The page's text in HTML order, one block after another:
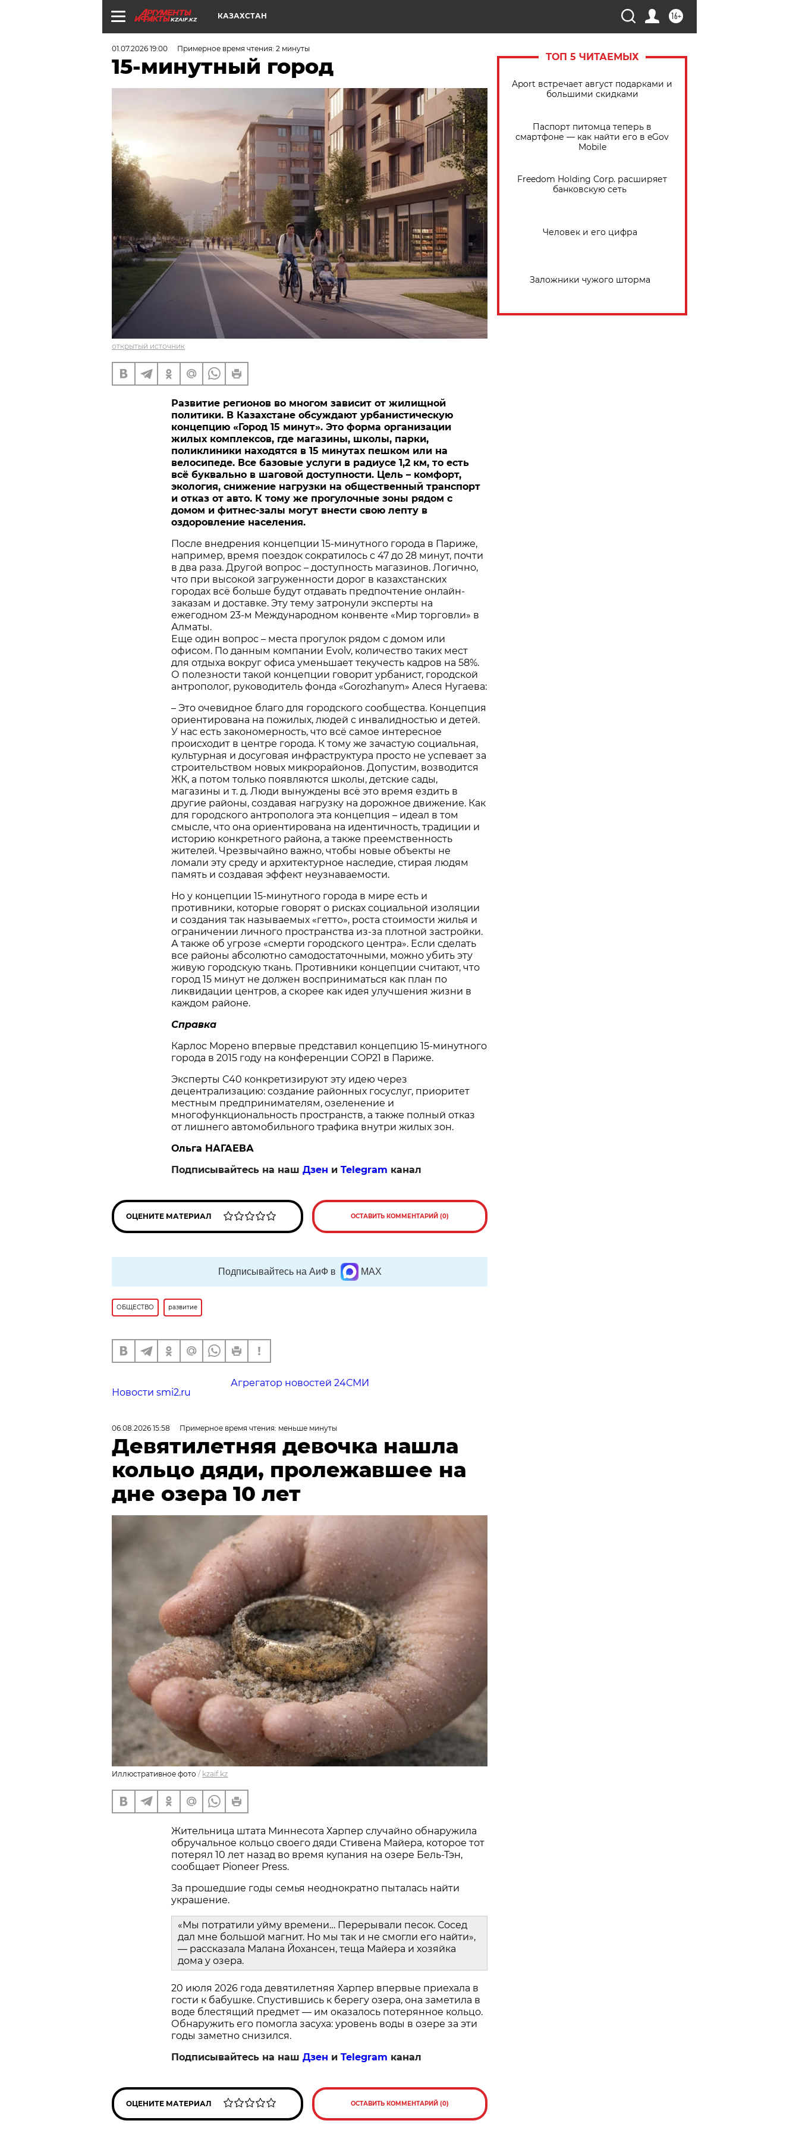
KZAIF.KZ 16+
КАЗАХСТАН
01.07.2026 19:00 Примерное время чтения: 2 минуты
15-минутный город
открытый источник
Развитие регионов во многом зависит от жилищной
политики. В Казахстане обсуждают урбанистическую
концепцию «Город 15 минут». Это форма организации
жилых комплексов, где магазины, школы, парки,
поликлиники находятся в 15 минутах пешком или на
велосипеде. Все базовые услуги в радиусе 1,2 км, то есть
всё буквально в шаговой доступности. Цель – комфорт,
экология, снижение нагрузки на общественный транспорт
и отказ от авто. К тому же прогулочные зоны рядом с
домом и фитнес-залы могут внести свою лепту в
оздоровление населения.
После внедрения концепции 15-минутного города в Париже,
например, время поездок сократилось с 47 до 28 минут, почти
в два раза. Другой вопрос – доступность магазинов. Логично,
что при высокой загруженности дорог в казахстанских
городах всё больше будут отдавать предпочтение онлайн-
заказам и доставке. Эту тему затронули эксперты на
ежегодном 23-м Международном конвенте «Мир торговли» в
Алматы.
Еще один вопрос – места прогулок рядом с домом или
офисом. По данным компании Evolv, количество таких мест
для отдыха вокруг офиса уменьшает текучесть кадров на 58%.
О полезности такой концепции говорит урбанист, городской
антрополог, руководитель фонда «Gorozhanym» Алеся Нугаева:
– Это очевидное благо для городского сообщества. Концепция
ориентирована на пожилых, людей с инвалидностью и детей.
У нас есть закономерность, что всё самое интересное
происходит в центре города. К тому же зачастую социальная,
культурная и досуговая инфраструктура просто не успевает за
строительством новых микрорайонов. Допустим, возводится
ЖК, а потом только появляются школы, детские сады,
магазины и т. д. Люди вынуждены всё это время ездить в
другие районы, создавая нагрузку на дорожное движение. Как
для городского антрополога эта концепция – идеал в том
смысле, что она ориентирована на идентичность, традиции и
историю конкретного района, а также преемственность
жителей. Чрезвычайно важно, чтобы новые объекты не
ломали эту среду и архитектурное наследие, стирая людям
память и создавая эффект неузнаваемости.
Но у концепции 15-минутного города в мире есть и
противники, которые говорят о рисках социальной изоляции
и создания так называемых «гетто», роста стоимости жилья и
ограничении личного пространства из-за плотной застройки.
А также об угрозе «смерти городского центра». Если сделать
все районы абсолютно самодостаточными, можно убить эту
живую городскую ткань. Противники концепции считают, что
город 15 минут не должен восприниматься как план по
ликвидации центров, а скорее как идея улучшения жизни в
каждом районе.
Справка
Карлос Морено впервые представил концепцию 15-минутного
города в 2015 году на конференции COP21 в Париже.
Эксперты С40 конкретизируют эту идею через
децентрализацию: создание районных госуслуг, приоритет
местным предпринимателям, озеленение и
многофункциональность пространств, а также полный отказ
от лишнего автомобильного трафика внутри жилых зон.
Ольга НАГАЕВА
Подписывайтесь на наш Дзен и Telegram канал
ОЦЕНИТЕ МАТЕРИАЛ ОСТАВИТЬ КОММЕНТАРИЙ (0)
Подписывайтесь на АиФ в MAX
ОБЩЕСТВО развитие
Агрегатор новостей 24СМИ
Новости smi2.ru
ТОП 5 ЧИТАЕМЫХ
Aport встречает август подарками и
большими скидками
Паспорт питомца теперь в
смартфоне — как найти его в eGov
Mobile
Freedom Holding Corp. расширяет
банковскую сеть
Человек и его цифра
Заложники чужого шторма
06.08.2026 15:58 Примерное время чтения: меньше минуты
Девятилетняя девочка нашла
кольцо дяди, пролежавшее на
дне озера 10 лет
Иллюстративное фото / kzaif.kz
Жительница штата Миннесота Харпер случайно обнаружила
обручальное кольцо своего дяди Стивена Майера, которое тот
потерял 10 лет назад во время купания на озере Бель-Тэн,
сообщает Pioneer Press.
За прошедшие годы семья неоднократно пыталась найти
украшение.
«Мы потратили уйму времени… Перерывали песок. Сосед
дал мне большой магнит. Но мы так и не смогли его найти»,
— рассказала Малана Йохансен, теща Майера и хозяйка
дома у озера.
20 июля 2026 года девятилетняя Харпер впервые приехала в
гости к бабушке. Спустившись к берегу озера, она заметила в
воде блестящий предмет — им оказалось потерянное кольцо.
Обнаружить его помогла засуха: уровень воды в озере за эти
годы заметно снизился.
Подписывайтесь на наш Дзен и Telegram канал
ОЦЕНИТЕ МАТЕРИАЛ ОСТАВИТЬ КОММЕНТАРИЙ (0)